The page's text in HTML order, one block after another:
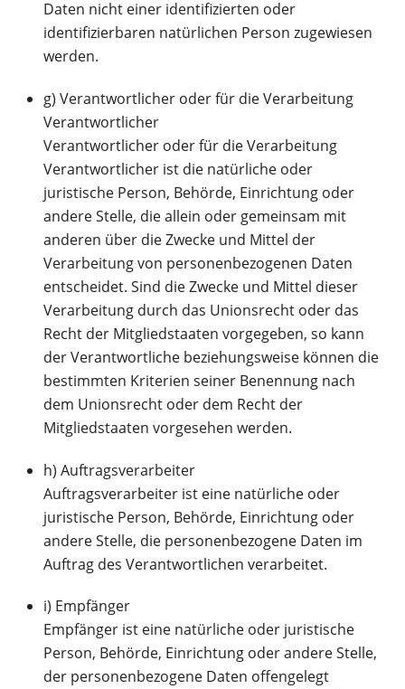
Daten nicht einer identifizierten oder
identifizierbaren natürlichen Person zugewiesen
werden.
g) Verantwortlicher oder für die Verarbeitung
Verantwortlicher
Verantwortlicher oder für die Verarbeitung
Verantwortlicher ist die natürliche oder
juristische Person, Behörde, Einrichtung oder
andere Stelle, die allein oder gemeinsam mit
anderen über die Zwecke und Mittel der
Verarbeitung von personenbezogenen Daten
entscheidet. Sind die Zwecke und Mittel dieser
Verarbeitung durch das Unionsrecht oder das
Recht der Mitgliedstaaten vorgegeben, so kann
der Verantwortliche beziehungsweise können die
bestimmten Kriterien seiner Benennung nach
dem Unionsrecht oder dem Recht der
Mitgliedstaaten vorgesehen werden.
h) Auftragsverarbeiter
Auftragsverarbeiter ist eine natürliche oder
juristische Person, Behörde, Einrichtung oder
andere Stelle, die personenbezogene Daten im
Auftrag des Verantwortlichen verarbeitet.
i) Empfänger
Empfänger ist eine natürliche oder juristische
Person, Behörde, Einrichtung oder andere Stelle,
der personenbezogene Daten offengelegt